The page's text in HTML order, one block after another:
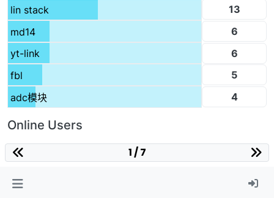
lin stack
13
md14
6
yt-link
6
fbl
5
adc模块
4
Online Users
1 / 7